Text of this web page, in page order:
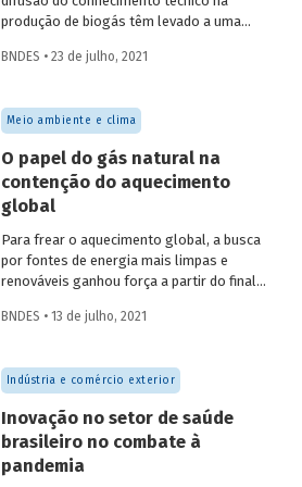
produção de biogás têm levado a uma
em operação e no volume produzido no
tímido diante do potencial de geração que
um país com um agronegócio tão
desenvolvido pode atingir. Entenda como
resíduos e efluentes das diferentes
atividades agropecuárias podem
contribuir para ampliar a geração de
BNDES • 23 de julho, 2021
Meio ambiente e clima
O papel do gás natural na
contenção do aquecimento
global
Para frear o aquecimento global, a busca
por fontes de energia mais limpas e
renováveis ganhou força a partir do final
mundial de redução das emissões de CO
energética segue crescendo, o gás
natural desponta como combustível
capaz de apoiar a transição para a
economia de baixo carbono, aproveitando
a infraestrutura já existente com menor
impacto ambiental do que outros
BNDES • 13 de julho, 2021
Indústria e comércio exterior
Inovação no setor de saúde
brasileiro no combate à
pandemia